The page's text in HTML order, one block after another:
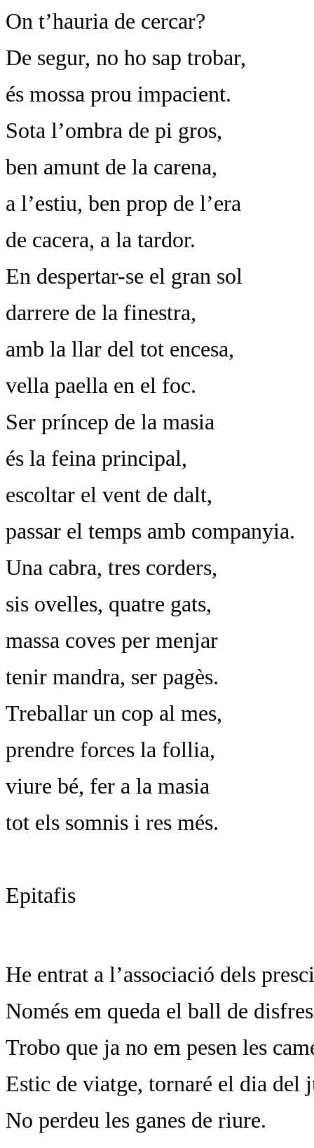
On t’hauria de cercar?
De segur, no ho sap trobar,
és mossa prou impacient.
Sota l’ombra de pi gros,
ben amunt de la carena,
a l’estiu, ben prop de l’era
de cacera, a la tardor.
En despertar-se el gran sol
darrere de la finestra,
amb la llar del tot encesa,
vella paella en el foc.
Ser príncep de la masia
és la feina principal,
escoltar el vent de dalt,
passar el temps amb companyia.
Una cabra, tres corders,
sis ovelles, quatre gats,
massa coves per menjar
tenir mandra, ser pagès.
Treballar un cop al mes,
prendre forces la follia,
viure bé, fer a la masia
tot els somnis i res més.
Epitafis
He entrat a l’associació dels
Només em queda el ball de
Trobo que ja no em pesen les
Estic de viatge, tornaré el dia del
No perdeu les ganes de riure.